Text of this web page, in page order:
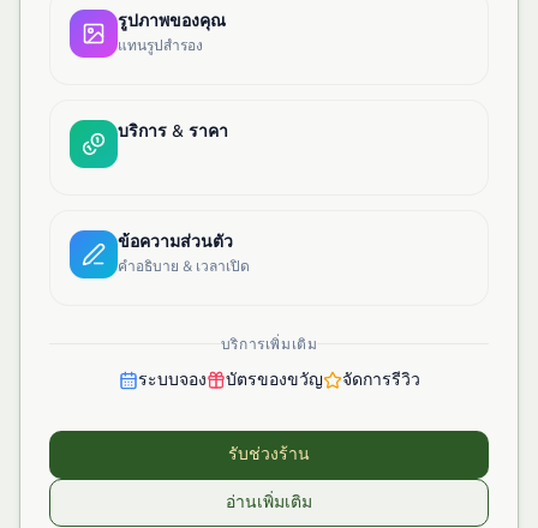
รูปภาพของคุณ
แทนรูปสำรอง
บริการ & ราคา
ข้อความส่วนตัว
คำอธิบาย & เวลาเปิด
บริการเพิ่มเติม
ระบบจอง บัตรของขวัญ จัดการรีวิว
รับช่วงร้าน
อ่านเพิ่มเติม